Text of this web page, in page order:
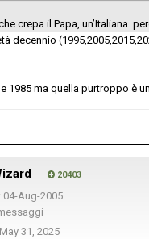
crepa il Papa, un’Italiana
decennio
1985 ma quella purtroppo è
20403
04-Aug-2005
May 31, 2025